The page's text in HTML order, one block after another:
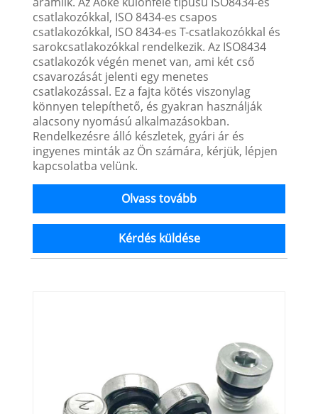
csatlakozókkal, ISO 8434-es csapos
csatlakozókkal, ISO 8434-es T-csatlakozókkal és
sarokcsatlakozókkal rendelkezik. Az ISO8434
csatlakozók végén menet van, ami két cső
csavarozását jelenti egy menetes
csatlakozással. Ez a fajta kötés viszonylag
könnyen telepíthető, és gyakran használják
alacsony nyomású alkalmazásokban.
Rendelkezésre álló készletek, gyári ár és
ingyenes minták az Ön számára, kérjük, lépjen
kapcsolatba velünk.
Olvass tovább
Kérdés küldése